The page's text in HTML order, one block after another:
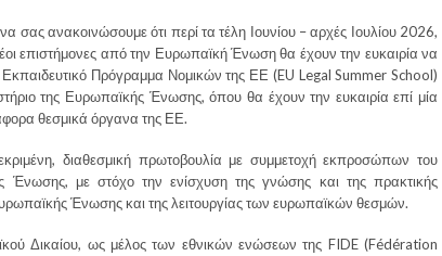
σας ανακοινώσουμε ότι περί τα τέλη Ιουνίου – αρχές Ιουλίου 2026,
επιστήμονες από την Ευρωπαϊκή Ένωση θα έχουν την ευκαιρία να
Πρόγραμμα Νομικών της ΕΕ (EU Legal Summer School)
της Ευρωπαϊκής Ένωσης, όπου θα έχουν την ευκαιρία επί μία
θεσμικά όργανα της ΕΕ.
διαθεσμική πρωτοβουλία με συμμετοχή εκπροσώπων του
Ένωσης, με στόχο την ενίσχυση της γνώσης και της πρακτικής
Ένωσης και της λειτουργίας των ευρωπαϊκών θεσμών.
Δικαίου, ως μέλος των εθνικών ενώσεων της FIDE (Fédération